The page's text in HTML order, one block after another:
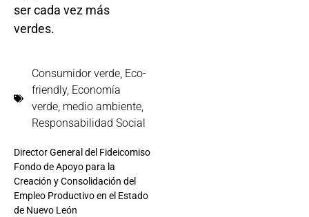
ser cada vez más
verdes.
Consumidor verde, Eco-
friendly, Economía
verde, medio ambiente,
Responsabilidad Social
Director General del Fideicomiso
Fondo de Apoyo para la
Creación y Consolidación del
Empleo Productivo en el Estado
de Nuevo León